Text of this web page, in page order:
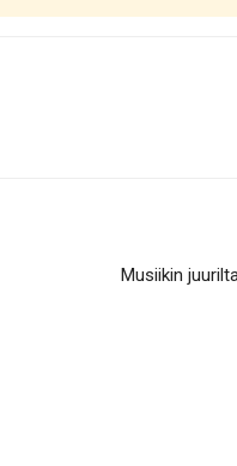
Musiikin